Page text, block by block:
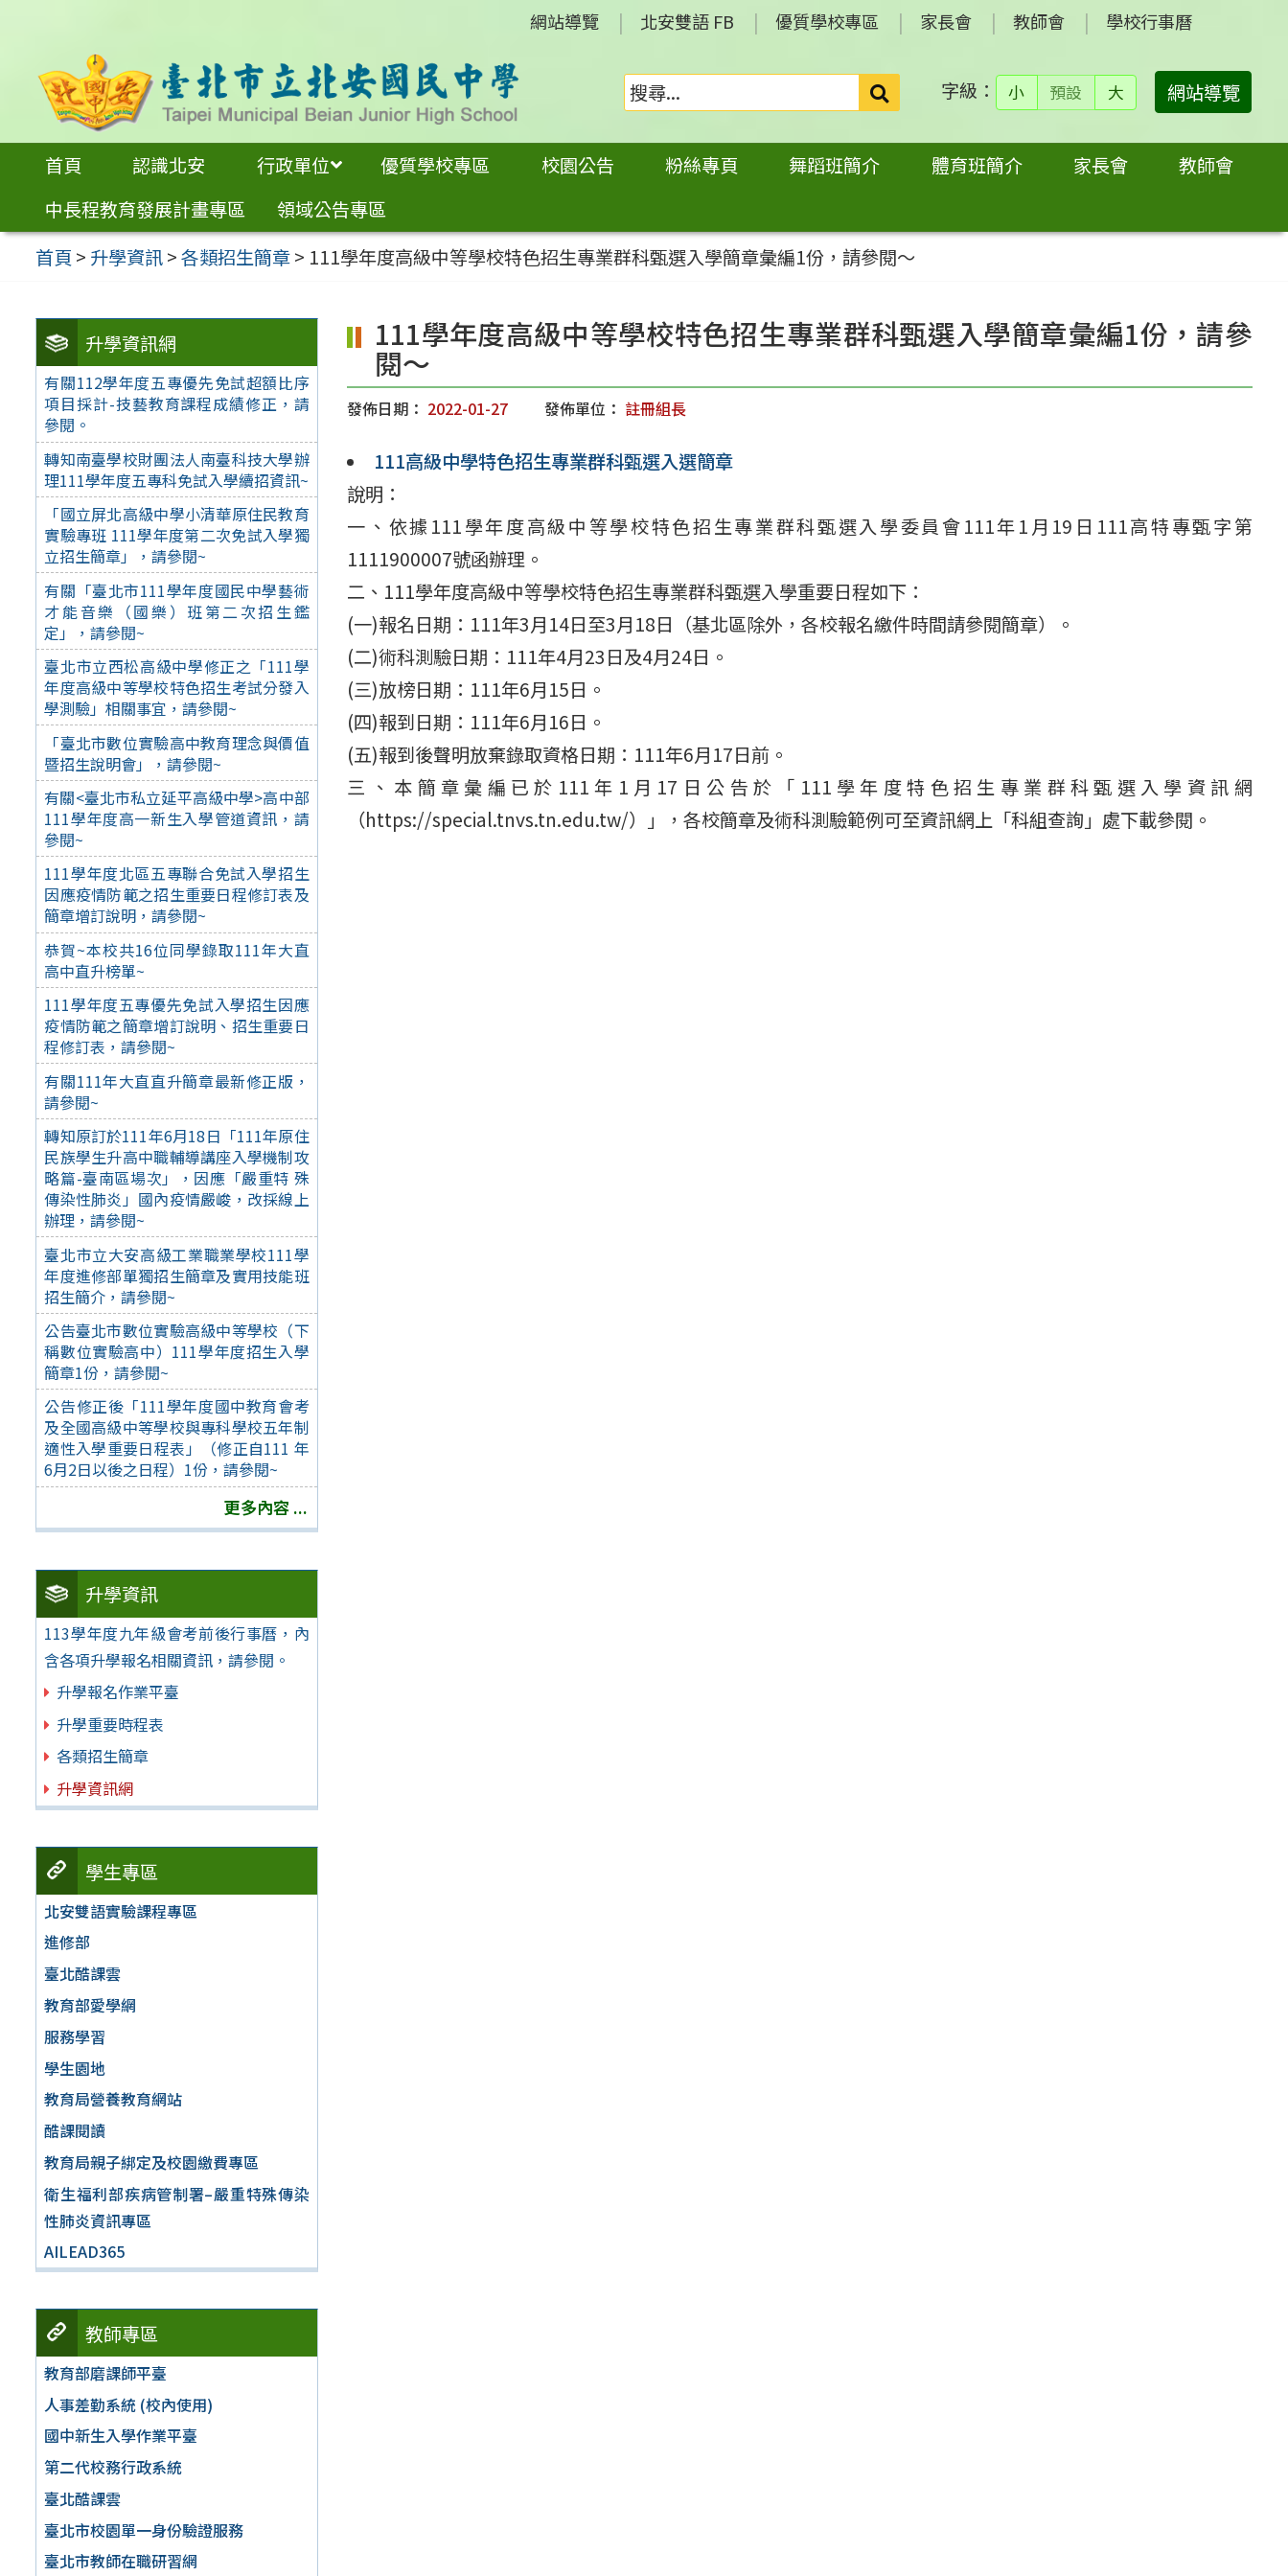
內
網站導覽 北安雙語 FB 優質學校專區 家長會 教師會 學校行事曆
搜
尋：
字級： 小 預設 大 網站導覽
首頁 認識北安 行政單位 優質學校專區 校園公告 粉絲專頁 舞蹈班簡介 體育班簡介 家長會
教師會
中長程教育發展計畫專區
領域公告專區
首頁 > 升學資訊>各類招生簡章> 111學年度高級中等學校特色招生專業群科甄選入學簡章彙編1份，請參閱～
升學資訊網
有關112學年度五專優先免試超額比序
項目採計-技藝教育課程成績修正，請
參閱。
轉知南臺學校財團法人南臺科技大學辦
理111學年度五專科免試入學續招資訊~
「國立屏北高級中學小清華原住民教育
實驗專班 111學年度第二次免試入學獨
立招生簡章」，請參閱~
有關「臺北市111學年度國民中學藝術
才能音樂（國樂）班第二次招生鑑
定」，請參閱~
臺北市立西松高級中學修正之「111學
年度高級中等學校特色招生考試分發入
學測驗」相關事宜，請參閱~
「臺北市數位實驗高中教育理念與價值
暨招生說明會」，請參閱~
有關<臺北市私立延平高級中學>高中部
111學年度高一新生入學管道資訊，請
參閱~
111學年度北區五專聯合免試入學招生
因應疫情防範之招生重要日程修訂表及
簡章增訂說明，請參閱~
恭賀~本校共16位同學錄取111年大直
高中直升榜單~
111學年度五專優先免試入學招生因應
疫情防範之簡章增訂說明、招生重要日
程修訂表，請參閱~
有關111年大直直升簡章最新修正版，
請參閱~
轉知原訂於111年6月18日「111年原住
民族學生升高中職輔導講座入學機制攻
略篇-臺南區場次」，因應「嚴重特 殊
傳染性肺炎」國內疫情嚴峻，改採線上
辦理，請參閱~
臺北市立大安高級工業職業學校111學
年度進修部單獨招生簡章及實用技能班
招生簡介，請參閱~
公告臺北市數位實驗高級中等學校（下
稱數位實驗高中）111學年度招生入學
簡章1份，請參閱~
公告修正後「111學年度國中教育會考
及全國高級中等學校與專科學校五年制
適性入學重要日程表」（修正自111 年
6月2日以後之日程）1份，請參閱~
更多內容 ...
升學資訊
113學年度九年級會考前後行事曆，內
含各項升學報名相關資訊，請參閱。
升學報名作業平臺
升學重要時程表
各類招生簡章
升學資訊網
學生專區
北安雙語實驗課程專區
進修部
臺北酷課雲
教育部愛學網
服務學習
學生園地
教育局營養教育網站
酷課閱讀
教育局親子綁定及校園繳費專區
衛生福利部疾病管制署–嚴重特殊傳染
性肺炎資訊專區
AILEAD365
教師專區
教育部磨課師平臺
人事差勤系統 (校內使用)
國中新生入學作業平臺
第二代校務行政系統
臺北酷課雲
臺北市校園單一身份驗證服務
臺北市教師在職研習網
111學年度高級中等學校特色招生專業群科甄選入學簡章彙編1份，請參
閱～
發佈日期： 2022-01-27 發佈單位： 註冊組長
111高級中學特色招生專業群科甄選入選簡章
說明：
一、依據111學年度高級中等學校特色招生專業群科甄選入學委員會111年1月19日111高特專甄字第
1111900007號函辦理。
二、111學年度高級中等學校特色招生專業群科甄選入學重要日程如下：
(一)報名日期：111年3月14日至3月18日（基北區除外，各校報名繳件時間請參閱簡章）。
(二)術科測驗日期：111年4月23日及4月24日。
(三)放榜日期：111年6月15日。
(四)報到日期：111年6月16日。
(五)報到後聲明放棄錄取資格日期：111年6月17日前。
三、本簡章彙編已於111年1月17日公告於「111學年度特色招生專業群科甄選入學資訊網
（https://special.tnvs.tn.edu.tw/）」，各校簡章及術科測驗範例可至資訊網上「科組查詢」處下載參閱。